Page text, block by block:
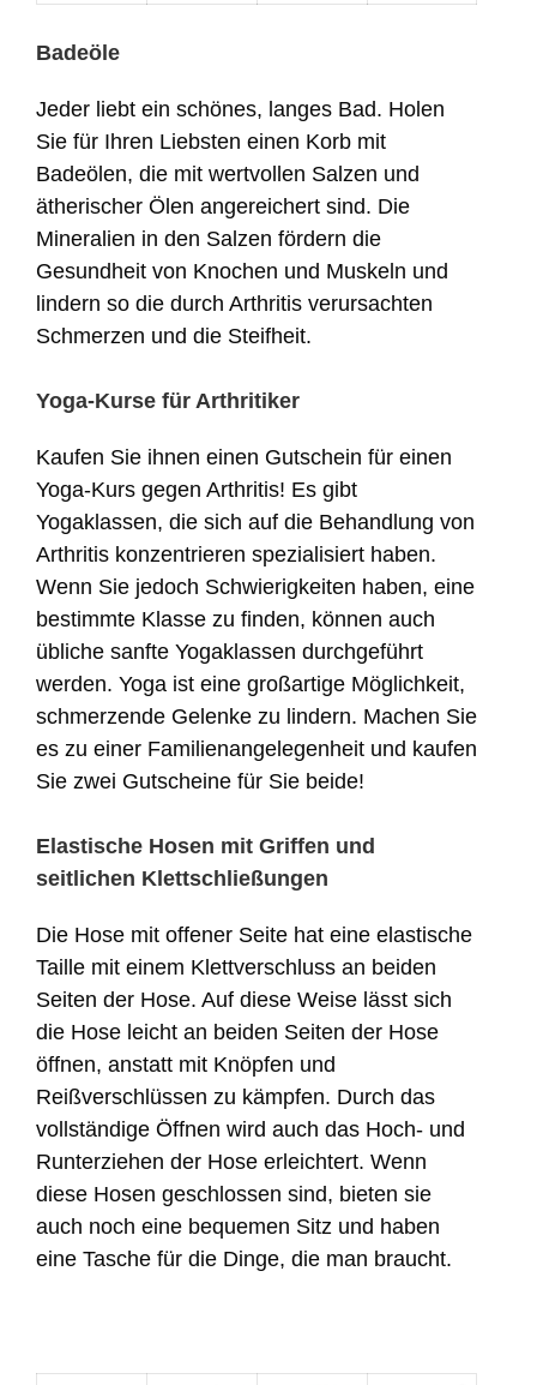
Badeöle
Jeder liebt ein schönes, langes Bad. Holen
Sie für Ihren Liebsten einen Korb mit
Badeölen, die mit wertvollen Salzen und
ätherischer Ölen angereichert sind. Die
Mineralien in den Salzen fördern die
Gesundheit von Knochen und Muskeln und
lindern so die durch Arthritis verursachten
Schmerzen und die Steifheit.
Yoga-Kurse für Arthritiker
Kaufen Sie ihnen einen Gutschein für einen
Yoga-Kurs gegen Arthritis! Es gibt
Yogaklassen, die sich auf die Behandlung von
Arthritis konzentrieren spezialisiert haben.
Wenn Sie jedoch Schwierigkeiten haben, eine
bestimmte Klasse zu finden, können auch
übliche sanfte Yogaklassen durchgeführt
werden. Yoga ist eine großartige Möglichkeit,
schmerzende Gelenke zu lindern. Machen Sie
es zu einer Familienangelegenheit und kaufen
Sie zwei Gutscheine für Sie beide!
Elastische Hosen mit Griffen und
seitlichen Klettschließungen
Die Hose mit offener Seite hat eine elastische
Taille mit einem Klettverschluss an beiden
Seiten der Hose. Auf diese Weise lässt sich
die Hose leicht an beiden Seiten der Hose
öffnen, anstatt mit Knöpfen und
Reißverschlüssen zu kämpfen. Durch das
vollständige Öffnen wird auch das Hoch- und
Runterziehen der Hose erleichtert. Wenn
diese Hosen geschlossen sind, bieten sie
auch noch eine bequemen Sitz und haben
eine Tasche für die Dinge, die man braucht.